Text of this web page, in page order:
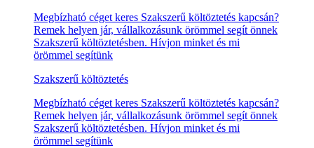
Megbízható céget keres Szakszerű költöztetés kapcsán?
Remek helyen jár, vállalkozásunk örömmel segít önnek
Szakszerű költöztetésben. Hívjon minket és mi
örömmel segítünk
Szakszerű költöztetés
Megbízható céget keres Szakszerű költöztetés kapcsán?
Remek helyen jár, vállalkozásunk örömmel segít önnek
Szakszerű költöztetésben. Hívjon minket és mi
örömmel segítünk